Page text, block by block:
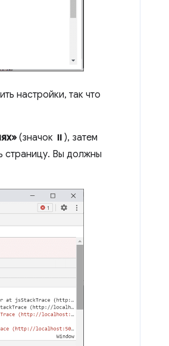
настройки, так что
(значок ⏸), затем
страницу. Вы должны